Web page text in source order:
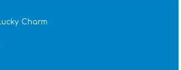
Charm